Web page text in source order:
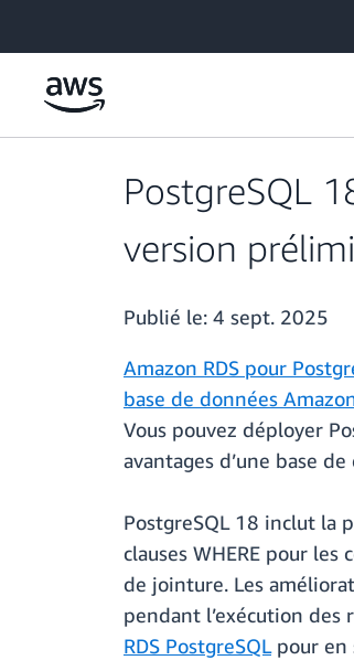
PostgreSQL
version
Publié le: 4 sept. 2025
Amazon RDS pour
base de données
Vous pouvez déployer
avantages d’une base
PostgreSQL 18 inclut la
clauses WHERE pour
de jointure. Les
pendant l’exécution des
RDS PostgreSQLpour en